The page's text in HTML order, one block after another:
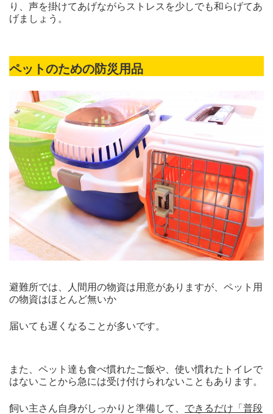
り、声を掛けてあげながらストレスを少しでも和らげてあ
げましょう。
ペットのための防災用品
避難所では、人間用の物資は用意がありますが、ペット用
の物資はほとんど無いか
届いても遅くなることが多いです。
また、ペット達も食べ慣れたご飯や、使い慣れたトイレで
はないことから急には受け付けられないこともあります。
飼い主さん自身がしっかりと準備して、 できるだけ「普段